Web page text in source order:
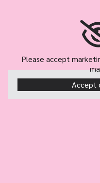
Please accept
Accept